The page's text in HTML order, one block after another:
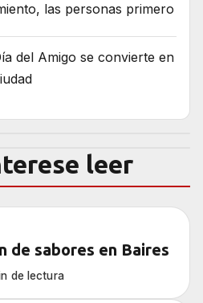
las personas primero
del Amigo se convierte en
leer
de sabores en Baires
de lectura